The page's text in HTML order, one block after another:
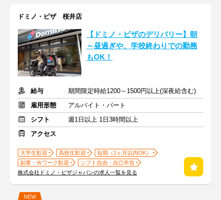
ドミノ・ピザ 桜井店
【ドミノ・ピザのデリバリー】朝
～昼過ぎや、学校終わりでの勤務
もOK！
給与
期間限定時給1200～1500円以上(深夜給含む)
雇用形態
アルバイト・パート
シフト
週1日以上 1日3時間以上
アクセス
大学生歓迎 高校生歓迎
短期（1ヶ月以内OK）
副業・Ｗワーク歓迎
シフト自由・自己申告
株式会社ドミノ・ピザジャパンの求人一覧を見る
NEW